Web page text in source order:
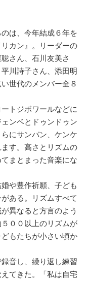
は、今年結成６年を
カン』。リーダーの
さん、石川友美さ
川詩子さん、添田明
世代のメンバー全８
トジボワールなどに
ンベとドゥンドゥン
にサンバン、ケンケ
す。高さとリズムの
まとまった音楽にな
や豊作祈願、子ども
ある。リズムすべて
異なると方言のよう
００以上のリズムが
もたちが小さい頃か
音し、繰り返し練習
てきた。「私は自宅